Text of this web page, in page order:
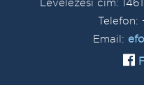
Telefon:
Email: